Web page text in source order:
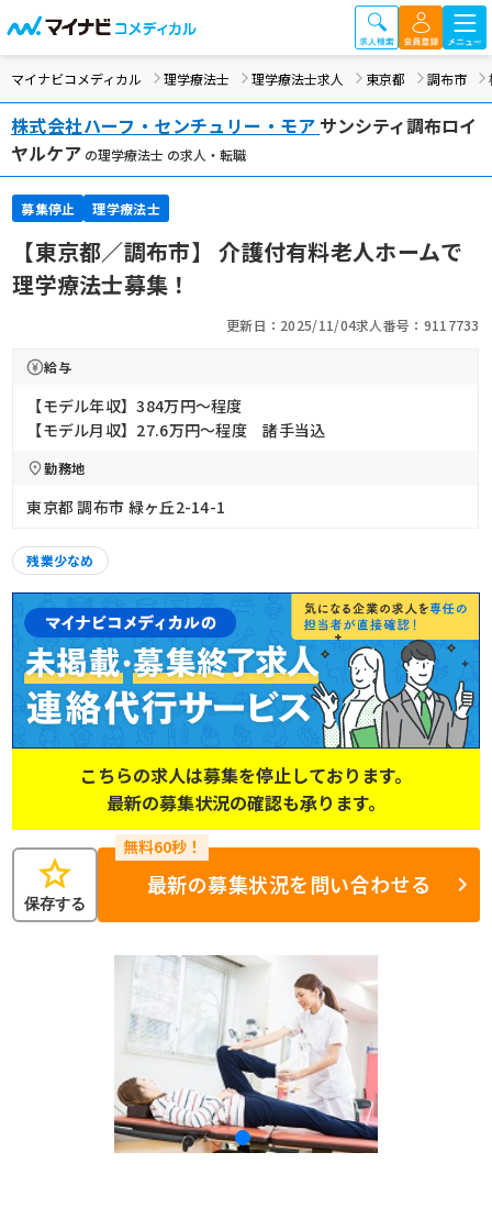
マイナビコメディカル 理学療法士 理学療法士求人 東京都 調布市
株式会社ハーフ・センチュリー・モア サンシティ調布ロイ
ヤルケア の理学療法士 の求人・転職
募集停止 理学療法士
【東京都／調布市】 介護付有料老人ホームで
理学療法士募集！
更新日：2025/11/04求人番号：9117733
給与
【モデル年収】384万円〜程度
【モデル月収】27.6万円〜程度 諸手当込
勤務地
東京都 調布市 緑ヶ丘2-14-1
残業少なめ
こちらの求人は募集を停止しております。
最新の募集状況の確認も承ります。
star
保存する
最新の募集状況を問い合わせる